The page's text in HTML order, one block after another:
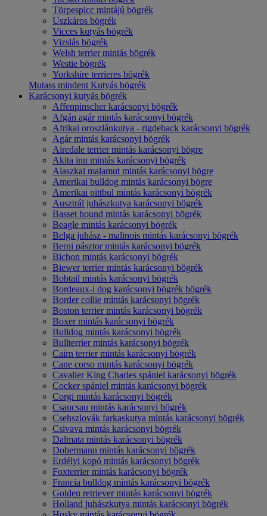
Törpespicc mintájú bögrék
Uszkáros bögrék
Vicces kutyás bögrék
Vizslás bögrék
Welsh terrier mintás bögrék
Westie bögrék
Yorkshire terrieres bögrék
Mutass mindent Kutyás bögrék
Karácsonyi kutyás bögrék
Affenpinscher karácsonyi bögrék
Afgán agár mintás karácsonyi bögrék
Afrikai oroszlánkutya - rigdeback karácsonyi bögrék
Agár mintás karácsonyi bögrék
Airedale terrier mintás karácsonyi bögre
Akita inu mintás karácsonyi bögrék
Alaszkai malamut mintás karácsonyi bögre
Amerikai bulldog mintás karácsonyi bögre
Amerikai pittbul mintás karácsonyi bögrék
Ausztrál juhászkutya karácsonyi bögrék
Basset hound mintás karácsonyi bögrék
Beagle mintás karácsonyi bögrék
Belga juhász - malinois mintás karácsonyi bögrék
Berni pásztor mintás karácsonyi bögrék
Bichon mintás karácsonyi bögrék
Biewer terrier mintás karácsonyi bögrék
Bobtail mintás karácsonyi bögrék
Bordeaux-i dog karácsonyi bögrék bögrék
Border collie mintás karácsonyi bögrék
Boston terrier mintás karácsonyi bögrék
Boxer mintás karácsonyi bögrék
Bulldog mintás karácsonyi bögrék
Bullterrier mintás karácsonyi bögrék
Cairn terrier mintás karácsonyi bögrék
Cane corso mintás karácsonyi bögrék
Cavalier King Charles spániel karácsonyi bögrék
Cocker spániel mintás karácsonyi bögrék
Corgi mintás karácsonyi bögrék
Csaucsau mintás karácsonyi bögrék
Csehszlovák farkaskutya mintás karácsonyi bögrék
Csivava mintás karácsonyi bögrék
Dalmata mintás karácsonyi bögrék
Dobermann mintás karácsonyi bögrék
Erdélyi kopó mintás karácsonyi bögrék
Foxterrier mintás karácsonyi bögrék
Francia bulldog mintás karácsonyi bögrék
Golden retriever mintás karácsonyi bögrék
Holland juhászkutya mintás karácsonyi bögrék